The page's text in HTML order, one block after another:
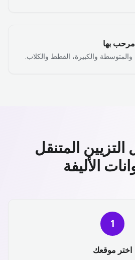
بها
والمتوسطة والكبيرة، القطط والكلاب.
المتنقل
الأليفة
1
اختر موقعك